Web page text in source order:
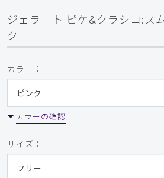
ジェラート ピケ&クラシコ:ス
ク
カラー：
カラーの確認
サイズ：